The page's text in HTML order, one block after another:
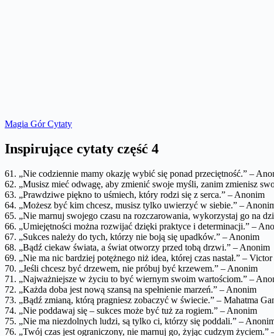
Magia Gór Cytaty
Inspirujące cytaty część 4
61. „Nie codziennie mamy okazję wybić się ponad przeciętność.” –
62. „Musisz mieć odwagę, aby zmienić swoje myśli, zanim zmienisz
63. „Prawdziwe piękno to uśmiech, który rodzi się z serca.” – Anonim
64. „Możesz być kim chcesz, musisz tylko uwierzyć w siebie.” –
65. „Nie marnuj swojego czasu na rozczarowania, wykorzystaj go na
66. „Umiejętności można rozwijać dzięki praktyce i determinacji.” –
67. „Sukces należy do tych, którzy nie boją się upadków.” – Anonim
68. „Bądź ciekaw świata, a świat otworzy przed tobą drzwi.” – Anonim
69. „Nie ma nic bardziej potężnego niż idea, której czas nastał.” –
70. „Jeśli chcesz być drzewem, nie próbuj być krzewem.” – Anonim
71. „Najważniejsze w życiu to być wiernym swoim wartościom.” –
72. „Każda doba jest nową szansą na spełnienie marzeń.” – Anonim
73. „Bądź zmianą, którą pragniesz zobaczyć w świecie.” – Mahatma
74. „Nie poddawaj się – sukces może być tuż za rogiem.” – Anonim
75. „Nie ma niezdolnych ludzi, są tylko ci, którzy się poddali.” –
76. „Twój czas jest ograniczony, nie marnuj go, żyjąc cudzym życiem.”